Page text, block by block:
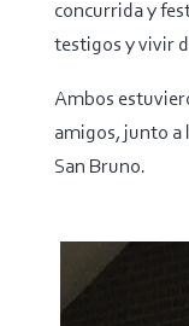
concurrida y
testigos y vivir
Ambos
amigos, junto a
San Bruno.